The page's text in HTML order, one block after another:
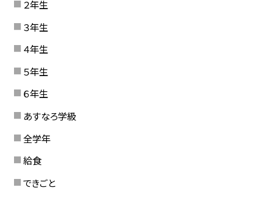
２年生
３年生
４年生
５年生
６年生
あすなろ学級
全学年
給食
できごと